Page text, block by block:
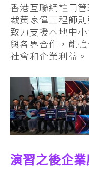
香港互聯網註冊
裁黃家偉工程師
致力支援本地中
與各界合作，能
社會和企業利益。
演習之後企